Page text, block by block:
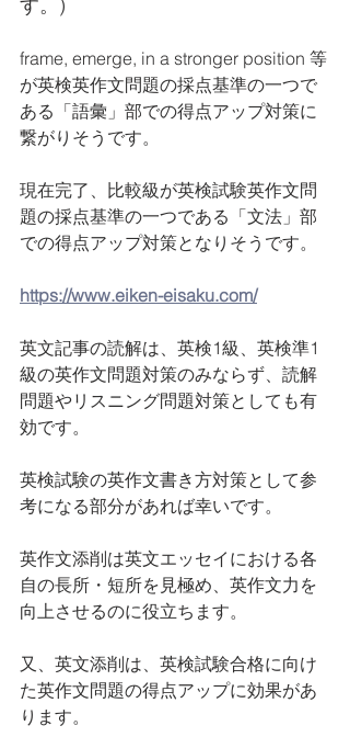
frame, emerge, in a stronger position 等
が英検英作文問題の採点基準の一つで
ある「語彙」部での得点アップ対策に
繋がりそうです。
現在完了、比較級が英検試験英作文問
題の採点基準の一つである「文法」部
での得点アップ対策となりそうです。
https://www.eiken-eisaku.com/
英文記事の読解は、英検1級、英検準1
級の英作文問題対策のみならず、読解
問題やリスニング問題対策としても有
効です。
英検試験の英作文書き方対策として参
考になる部分があれば幸いです。
英作文添削は英文エッセイにおける各
自の長所・短所を見極め、英作文力を
向上させるのに役立ちます。
又、英文添削は、英検試験合格に向け
た英作文問題の得点アップに効果があ
ります。